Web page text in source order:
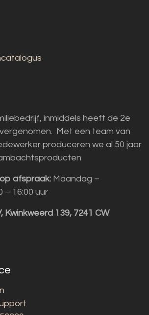
inmiddels heeft de 2e
Met een team van
produceren we al 50 jaar
afspraak: Maandag –
– 16:00 uur
Kwinkweerd 139, 7241 CW